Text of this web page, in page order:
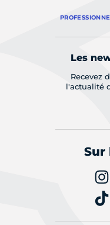
Les
Recevez
l'actualité
Sur